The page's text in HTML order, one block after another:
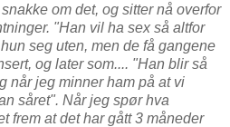
om det, og sitter nå overfor
"Han vil ha sex så altfor
seg uten, men de få gangene
og later som.... "Han blir så
når jeg minner ham på at vi
såret". Når jeg spør hva
frem at det har gått 3 måneder